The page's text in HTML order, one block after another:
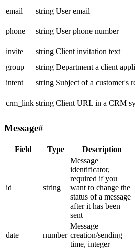
email
string User email
phone
string User phone number
invite
string Client invitation text
group
string Department a client
intent
string Subject of a customer's
crm_link string Client URL in a CRM
Message#
Field Type Description
id string
Message
identificator,
required if you
want to change the
status of a message
after it has been
sent
date number
Message
creation/sending
time, integer